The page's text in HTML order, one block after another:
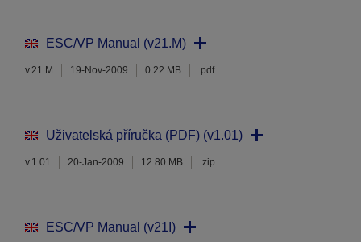
ESC/VP Manual (v21.M)
v.21.M 19-Nov-2009 0.22 MB .pdf
Uživatelská příručka (PDF) (v1.01)
v.1.01 20-Jan-2009 12.80 MB .zip
ESC/VP Manual (v21I)